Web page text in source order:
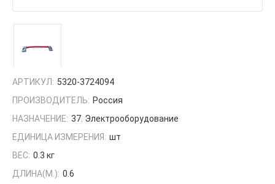
АРТИКУЛ: 5320-3724094
ПРОИЗВОДИТЕЛЬ: Россия
НАЗНАЧЕНИЕ: 37. Электрооборудование
ЕДИНИЦА ИЗМЕРЕНИЯ: шт
ВЕС: 0.3 кг
ДЛИНА(М.): 0.6